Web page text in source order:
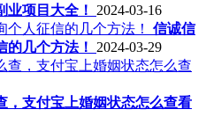
业项目大全！
2024-03-16
信诚信
的几个方法！
2024-03-29
，支付宝上婚姻状态怎么查看